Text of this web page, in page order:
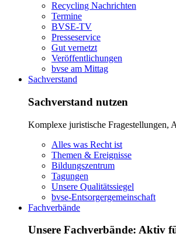
Recycling Nachrichten
Termine
BVSE-TV
Presseservice
Gut vernetzt
Veröffentlichungen
bvse am Mittag
Sachverstand
Sachverstand nutzen
Komplexe juristische Fragestellungen,
Alles was Recht ist
Themen & Ereignisse
Bildungszentrum
Tagungen
Unsere Qualitätssiegel
bvse-Entsorgergemeinschaft
Fachverbände
Unsere Fachverbände: Aktiv